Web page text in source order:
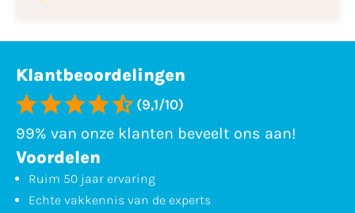
Klantbeoordelingen
(9,1/10)
99% van onze klanten beveelt ons aan!
Voordelen
Ruim 50 jaar ervaring
Echte vakkennis van de experts